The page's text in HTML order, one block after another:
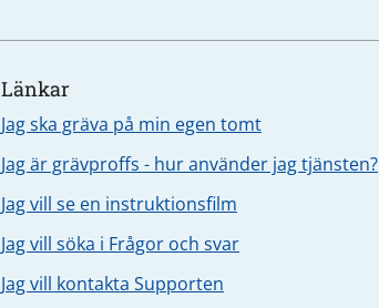
Länkar
Jag ska gräva på min egen tomt
Jag är grävproffs - hur använder jag tjänsten?
Jag vill se en instruktionsfilm
Jag vill söka i Frågor och svar
Jag vill kontakta Supporten